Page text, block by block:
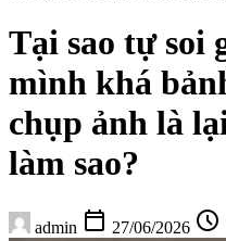
Tại sao tự soi
mình khá
chụp ảnh là
làm sao?
admin calendar_today 27/06/2026 schedule